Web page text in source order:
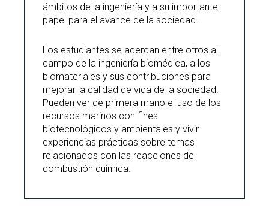
ámbitos de la ingeniería y a su importante
papel para el avance de la sociedad.
Los estudiantes se acercan entre otros al
campo de la ingeniería biomédica, a los
biomateriales y sus contribuciones para
mejorar la calidad de vida de la sociedad.
Pueden ver de primera mano el uso de los
recursos marinos con fines
biotecnológicos y ambientales y vivir
experiencias prácticas sobre temas
relacionados con las reacciones de
combustión química.